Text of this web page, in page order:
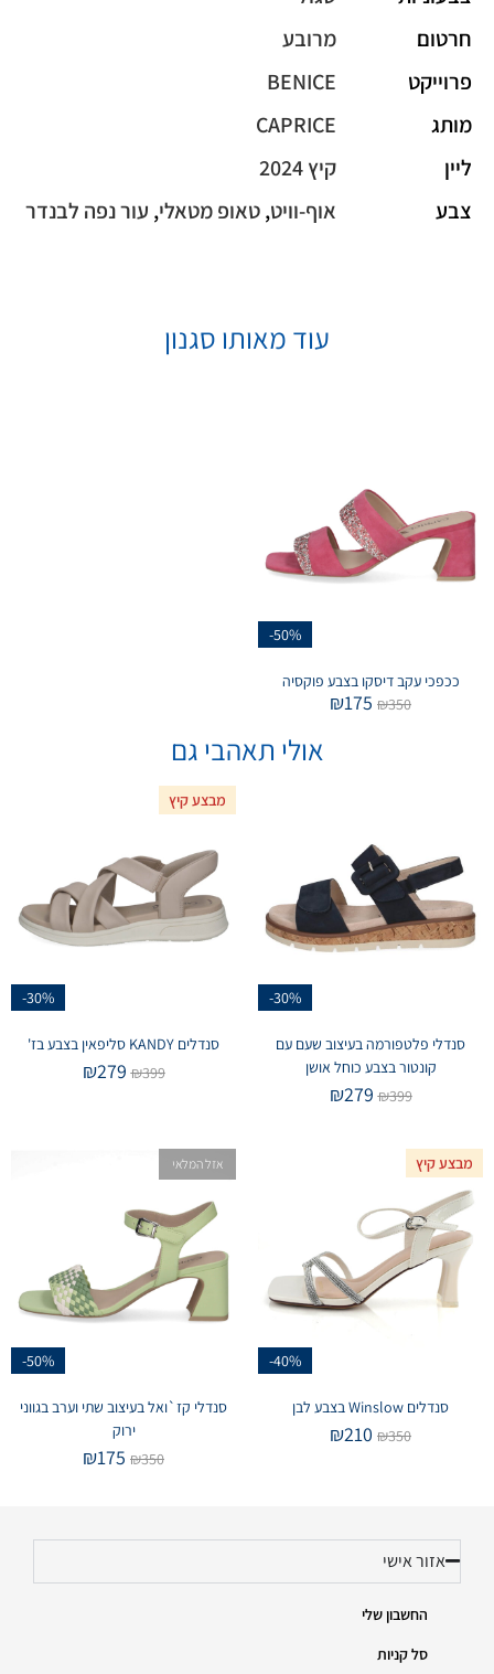
חרטום
מרובע
פרוייקט
BENICE
מותג
CAPRICE
ליין
קיץ 2024
צבע
אוף-וויט,טאופ מטאלי, עור נפה לבנדר
עוד מאותו סגנון
-50%
ככפכי עקב דיסקו בצבע פוקסיה
₪350
₪175
אולי תאהבי גם
-30%
סנדלי פלטפורמה בעיצוב שעם עם
קונטור בצבע כוחל אושן
₪399
₪279
מבצע קיץ
-30%
סנדלים KANDY סליפאין בצבע בז'
₪399
₪279
מבצע קיץ
-40%
סנדלים Winslow בצבע לבן
₪350
₪210
-50%
אזל המלאי
סנדלי קז`ואל בעיצוב שתי וערב בגווני
ירוק
₪350
₪175
אזור אישי
החשבון שלי
סל קניות